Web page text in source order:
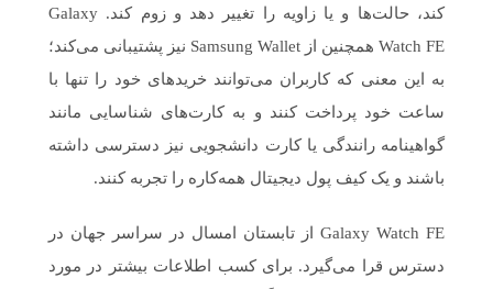
کند، حالت‌ها و یا زاویه را تغییر دهد و زوم کند. Galaxy
Watch FE همچنین از Samsung Wallet نیز پشتیبانی می‌کند؛
به این معنی که کاربران می‌توانند خریدهای خود را تنها با
ساعت خود پرداخت کنند و به کارت‌های شناسایی مانند
گواهینامه رانندگی یا کارت دانشجویی نیز دسترسی داشته
باشند و یک کیف پول دیجیتال همه‌کاره را تجربه کنند.
Galaxy Watch FE از تابستان امسال در سراسر جهان در
دسترس قرا می‌گیرد. برای کسب اطلاعات بیشتر در مورد